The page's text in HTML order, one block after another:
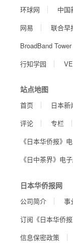
环球网
中国
网易
联合早
BroadBand Tower
行知学园
站点地图
首页 日本新
评论
专栏
《日本华侨报》
《日中茶界》电
日本华侨报网
公司简介 事
订阅《日本华侨报
信息保密政策